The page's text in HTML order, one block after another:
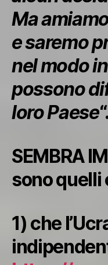
Ma
e saremo
nel modo
possono
loro Paese“.
SEMBRA
sono quelli
1) che